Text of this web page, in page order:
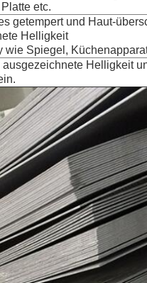
etc.
getempert und Haut-
Helligkeit
wie Spiegel,
ausgezeichnete Helligkeit